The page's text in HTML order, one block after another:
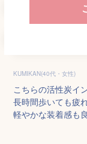
KUMIKAN(40代・女性)
こちらの活性炭イ
長時間歩いても疲
軽やかな装着感も